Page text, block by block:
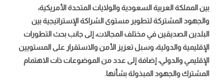
بين المملكة العربية السعودية والولايات المتحدة الأمريكية،
والجهود المشتركة لتطوير مستوى الشراكة الإستراتيجية بين
البلدين الصديقين في مختلف المجالات، إلى جانب بحث التطورات
الإقليمية والدولية، وسبل تعزيز الأمن والاستقرار على المستويين
الإقليمي والدولي، إضافة إلى عدد من الموضوعات ذات الاهتمام
المشترك والجهود المبذولة بشأنها.